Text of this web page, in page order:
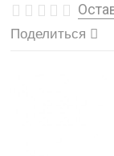
Поделиться